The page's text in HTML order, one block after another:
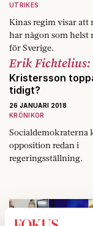
UTRIKES
Kinas regim visar att
har någon som helst
för Sverige.
Erik Fichtelius:
Kristersson
tidigt?
26 JANUARI 2018
KRÖNIKOR
Socialdemokraterna
opposition redan i
regeringsställning.